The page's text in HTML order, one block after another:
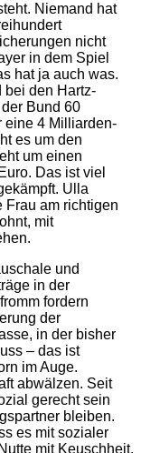
Niemand hat
nicht
in dem Spiel
hat ja auch was.
bei den Hartz-
Bund 60
eine 4 Milliarden-
es um den
um einen
Das ist viel
Ulla
Frau am richtigen
mit
und
in der
fordern
der
in der bisher
– das ist
im Auge.
abwälzen. Seit
gerecht sein
bleiben.
es mit sozialer
mit Keuschheit.